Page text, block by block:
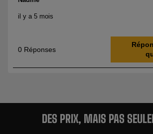
DES PRIX, MAIS PAS